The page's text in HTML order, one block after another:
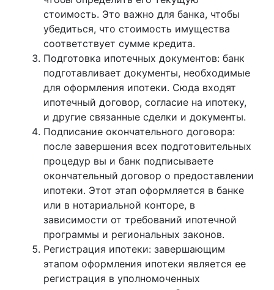
стоимость. Это важно для банка, чтобы
убедиться, что стоимость имущества
соответствует сумме кредита.
Подготовка ипотечных документов: банк
подготавливает документы, необходимые
для оформления ипотеки. Сюда входят
ипотечный договор, согласие на ипотеку,
и другие связанные сделки и документы.
Подписание окончательного договора:
после завершения всех подготовительных
процедур вы и банк подписываете
окончательный договор о предоставлении
ипотеки. Этот этап оформляется в банке
или в нотариальной конторе, в
зависимости от требований ипотечной
программы и региональных законов.
Регистрация ипотеки: завершающим
этапом оформления ипотеки является ее
регистрация в уполномоченных